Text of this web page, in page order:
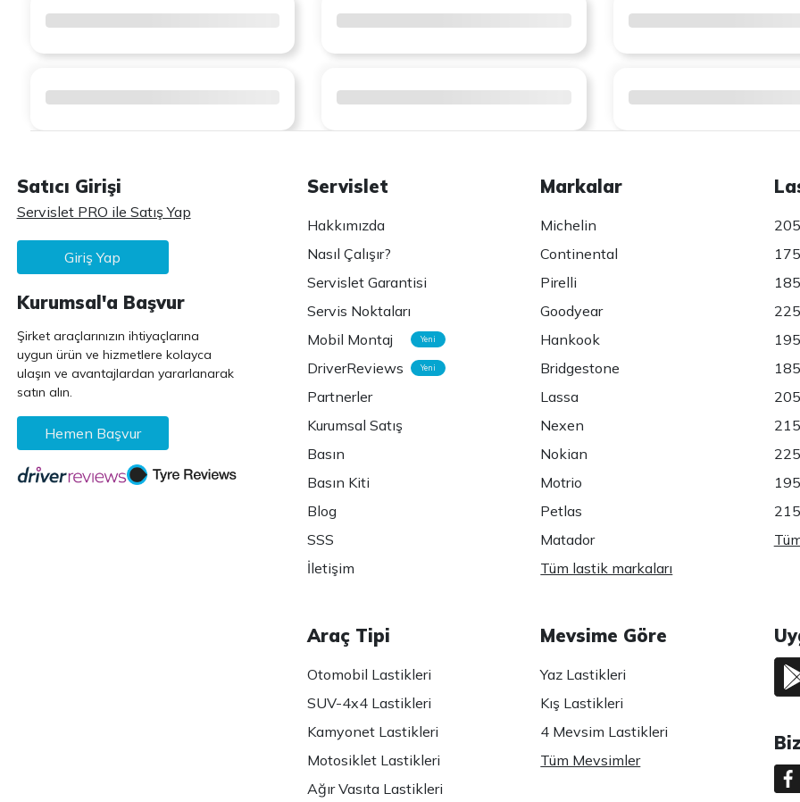
Satıcı Girişi
Servislet PRO ile Satış Yap
Giriş Yap
Kurumsal'a Başvur
Şirket araçlarınızın ihtiyaçlarına
uygun ürün ve hizmetlere kolayca
ulaşın ve avantajlardan yararlanarak
satın alın.
Hemen Başvur
Servislet
Hakkımızda
Nasıl Çalışır?
Servislet Garantisi
Servis Noktaları
Mobil Montaj
Yeni
DriverReviews Yeni
Partnerler
Kurumsal Satış
Basın
Basın Kiti
Blog
SSS
İletişim
Markalar
Michelin
Continental
Pirelli
Goodyear
Hankook
Bridgestone
Lassa
Nexen
Nokian
Motrio
Petlas
Matador
Tüm lastik markaları
Araç Tipi
Otomobil Lastikleri
SUV-4x4 Lastikleri
Kamyonet Lastikleri
Motosiklet Lastikleri
Ağır Vasıta Lastikleri
Mevsime Göre
Yaz Lastikleri
Kış Lastikleri
4 Mevsim Lastikleri
Tüm Mevsimler